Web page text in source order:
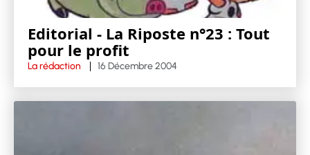
Editorial - La Riposte n°23 : Tout
pour le profit
La rédaction 16 Décembre 2004